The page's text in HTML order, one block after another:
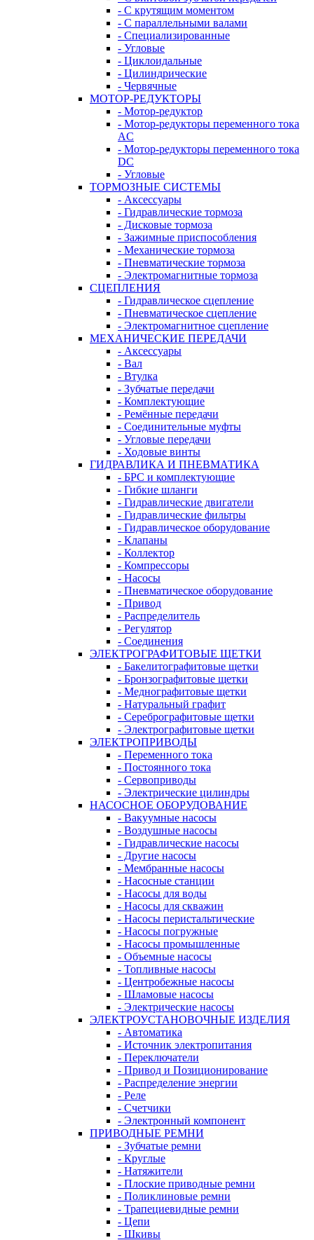
- С крутящим моментом
- С параллельными валами
- Специализированные
- Угловые
- Циклоидальные
- Цилиндрические
- Червячные
МОТОР-РЕДУКТОРЫ
- Мотор-редуктор
- Мотор-редукторы переменного тока
AC
- Мотор-редукторы переменного тока
DC
- Угловые
ТОРМОЗНЫЕ СИСТЕМЫ
- Аксессуары
- Гидравлические тормоза
- Дисковые тормоза
- Зажимные приспособления
- Механические тормоза
- Пневматические тормоза
- Электромагнитные тормоза
СЦЕПЛЕНИЯ
- Гидравлическое сцепление
- Пневматическое сцепление
- Электромагнитное сцепление
МЕХАНИЧЕСКИЕ ПЕРЕДАЧИ
- Аксессуары
- Вал
- Втулка
- Зубчатые передачи
- Комплектующие
- Ремённые передачи
- Соединительные муфты
- Угловые передачи
- Ходовые винты
ГИДРАВЛИКА И ПНЕВМАТИКА
- БРС и комплектующие
- Гибкие шланги
- Гидравлические двигатели
- Гидравлические фильтры
- Гидравлическое оборудование
- Клапаны
- Коллектор
- Компрессоры
- Насосы
- Пневматическое оборудование
- Привод
- Распределитель
- Регулятор
- Соединения
ЭЛЕКТРОГРАФИТОВЫЕ ЩЕТКИ
- Бакелитографитовые щетки
- Бронзографитовые щетки
- Меднографитовые щетки
- Натуральный графит
- Серебрографитовые щетки
- Электрографито­­­вые щетки
ЭЛЕКТРОПРИВОДЫ
- Переменного тока
- Постоянного тока
- Сервоприводы
- Электрические цилиндры
НАСОСНОЕ ОБОРУДОВАНИЕ
- Вакуумные насосы
- Воздушные насосы
- Гидравлические насосы
- Другие насосы
- Мембранные насосы
- Насосные станции
- Насосы для воды
- Насосы для скважин
- Насосы перистальтические
- Насосы погружные
- Насосы промышленные
- Объемные насосы
- Топливные насосы
- Центробежные насосы
- Шламовые насосы
- Электрические насосы
ЭЛЕКТРОУСТАНОВОЧНЫЕ ИЗДЕЛИЯ
- Автоматика
- Источник электропитания
- Переключатели
- Привод и Позиционирование
- Распределение энергии
- Реле
- Счетчики
- Электронный компонент
ПРИВОДНЫЕ РЕМНИ
- Зубчатые ремни
- Круглые
- Натяжители
- Плоские приводные ремни
- Поликлиновые ремни
- Трапециевидные ремни
- Цепи
- Шкивы